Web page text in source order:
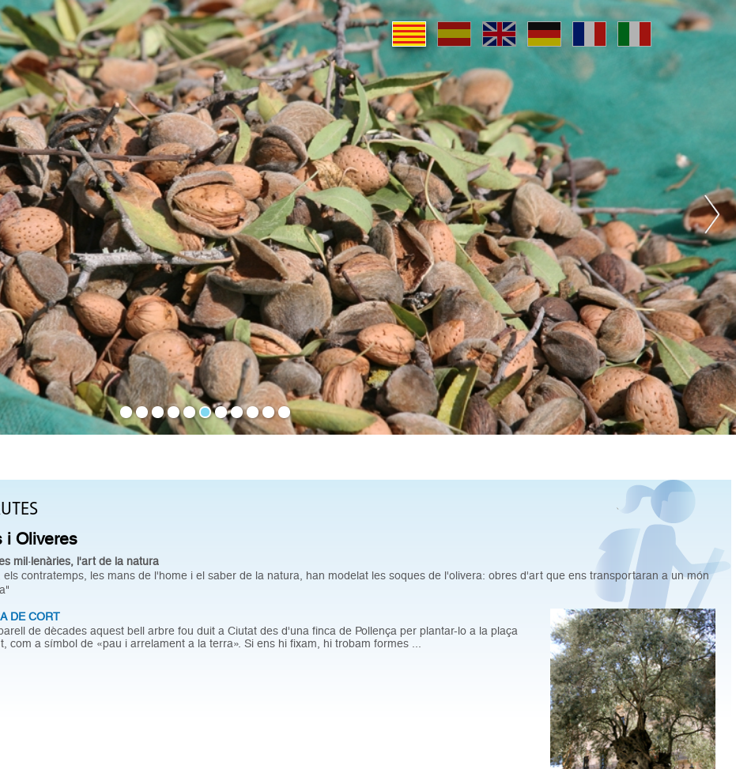
i Oliveres
mil·lenàries, l'art de la natura
els contratemps, les mans de l'home i el saber de la natura, han modelat les soques de l'olivera: obres d'art que ens transportaran a un món
DE CORT
de dècades aquest bell arbre fou duit a Ciutat des d'una finca de Pollença per plantar-lo a la plaça
com a símbol de «pau i arrelament a la terra». Si ens hi fixam, hi trobam formes ...